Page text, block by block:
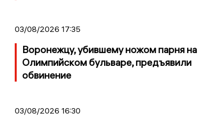
03/08/2026 17:35
Воронежцу, убившему ножом парня на
Олимпийском бульваре, предъявили
обвинение
03/08/2026 16:30